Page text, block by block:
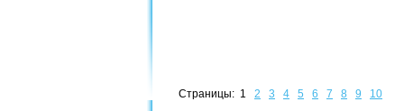
Страницы: 1 2 3 4 5 6 7 8 9 10